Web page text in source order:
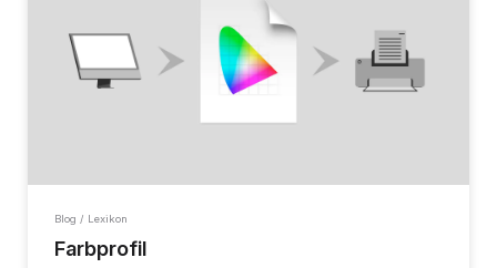
Blog / Lexikon
Farbprofil